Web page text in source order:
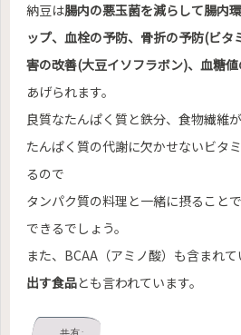
納豆は腸内の悪玉菌を減らして腸内
ップ、血栓の予防、骨折の予防(ビタ
害の改善(大豆イソフラボン)、血糖
あげられます。
良質なたんぱく質と鉄分、食物繊維が
たんぱく質の代謝に欠かせないビタ
るので
タンパク質の料理と一緒に摂ることで
できるでしょう。
また、BCAA（アミノ酸）も含まれて
出す食品とも言われています。